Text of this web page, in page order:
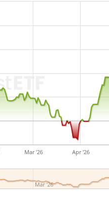
Mar '26 Apr '26
Mar '26